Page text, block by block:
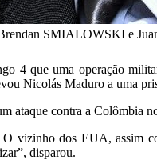
SMIALOWSKI e
4 que uma operação
Nicolás Maduro a uma
ataque contra a Colômbia
vizinho dos EUA, assim
disparou.